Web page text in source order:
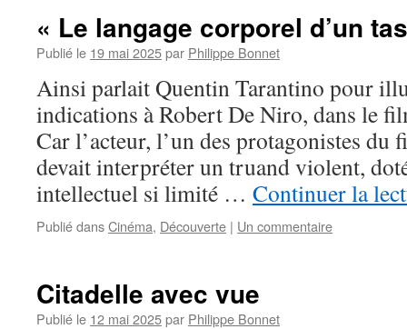
« Le langage corporel d’un
Publié le 19 mai 2025par Philippe Bonnet
Ainsi parlait Quentin Tarantino pour
indications à Robert De Niro, dans le
Car l’acteur, l’un des protagonistes du
devait interpréter un truand violent,
intellectuel si limité … Continuer la
Publié dansCinéma, Découverte | Un commentaire
Citadelle avec vue
Publié le 12 mai 2025par Philippe Bonnet